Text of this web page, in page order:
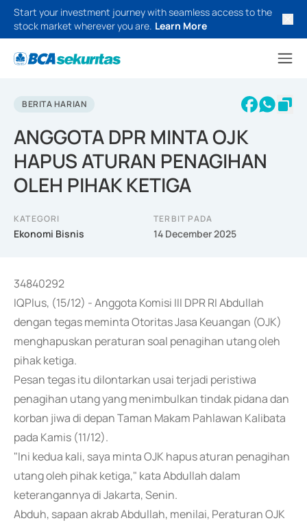
Start your investment journey with seamless access to the
stock market wherever you are. Learn More
BERITA HARIAN
ANGGOTA DPR MINTA OJK
HAPUS ATURAN PENAGIHAN
OLEH PIHAK KETIGA
KATEGORI
Ekonomi Bisnis
TERBIT PADA
14 December 2025
34840292
IQPlus, (15/12) - Anggota Komisi III DPR RI Abdullah
dengan tegas meminta Otoritas Jasa Keuangan (OJK)
menghapuskan peraturan soal penagihan utang oleh
pihak ketiga.
Pesan tegas itu dilontarkan usai terjadi peristiwa
penagihan utang yang menimbulkan tindak pidana dan
korban jiwa di depan Taman Makam Pahlawan Kalibata
pada Kamis (11/12).
"Ini kedua kali, saya minta OJK hapus aturan penagihan
utang oleh pihak ketiga," kata Abdullah dalam
keterangannya di Jakarta, Senin.
Abduh, sapaan akrab Abdullah, menilai, Peraturan OJK